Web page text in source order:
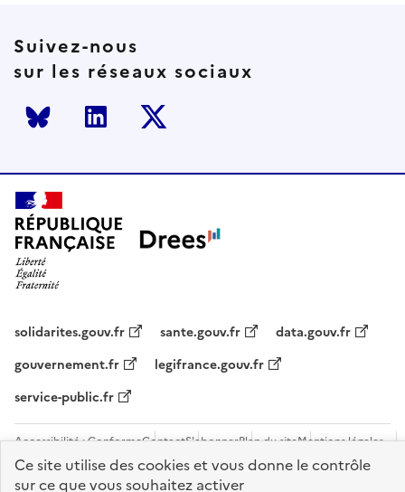
Suivez-nous
sur les réseaux sociaux
Bluesky LinkedInTwitter
solidarites.gouv.fr sante.gouv.fr
data.gouv.fr
gouvernement.fr
legifrance.gouv.fr
service-public.fr
Accessibilité : ConformeContactS'abonnerPlan du siteMentions légales
Flux RSSRecrutements
Ce site utilise des cookies et vous donne le contrôle
sur ce que vous souhaitez activer